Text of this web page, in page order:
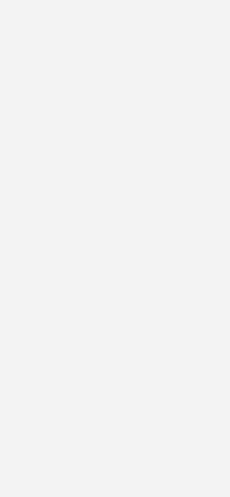
Kongress
stellt sich neu
Heinz Blumenstein
in Melle bei Solarlux die Bühne,
wird jetzt auf mehrere Köpfe verteilt.
und auch personell für die